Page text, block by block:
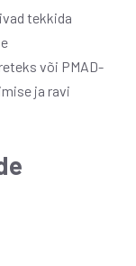
tekkida
või PMAD-
ja ravi